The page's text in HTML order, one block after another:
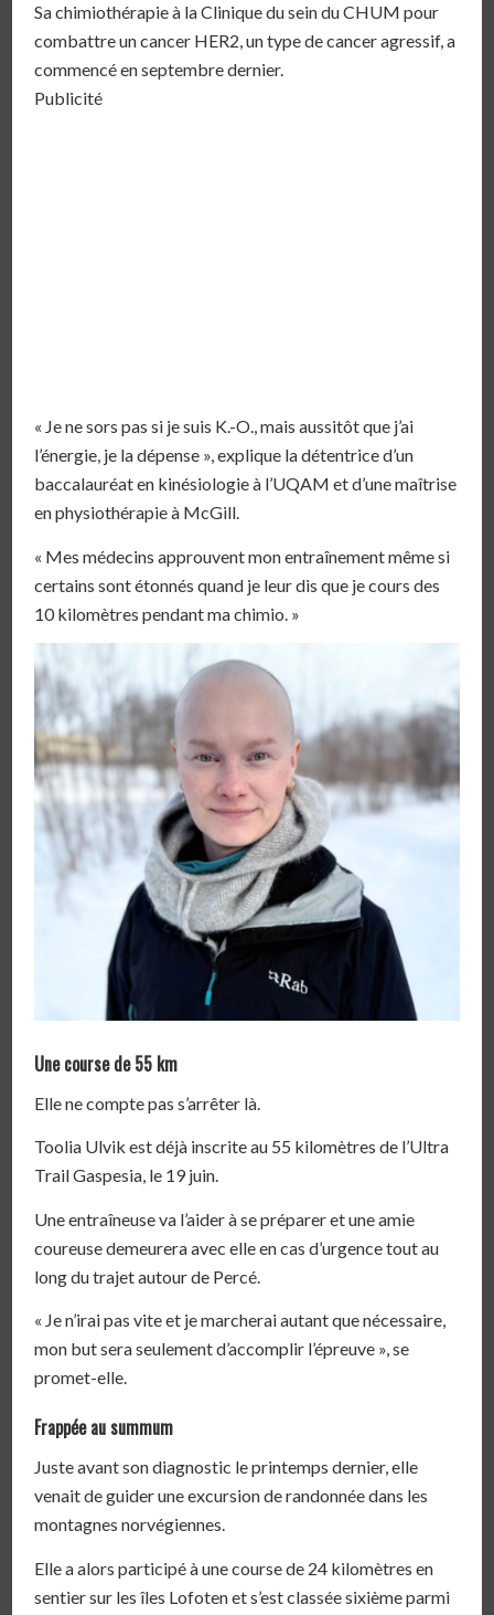
Sa chimiothérapie à la Clinique du sein du CHUM pour
combattre un cancer HER2, un type de cancer agressif, a
commencé en septembre dernier.
Publicité
« Je ne sors pas si je suis K.-O., mais aussitôt que j’ai
l’énergie, je la dépense », explique la détentrice d’un
baccalauréat en kinésiologie à l’UQAM et d’une maîtrise
en physiothérapie à McGill.
« Mes médecins approuvent mon entraînement même si
certains sont étonnés quand je leur dis que je cours des
10 kilomètres pendant ma chimio. »
Une course de 55 km
Elle ne compte pas s’arrêter là.
Toolia Ulvik est déjà inscrite au 55 kilomètres de l’Ultra
Trail Gaspesia, le 19 juin.
Une entraîneuse va l’aider à se préparer et une amie
coureuse demeurera avec elle en cas d’urgence tout au
long du trajet autour de Percé.
« Je n’irai pas vite et je marcherai autant que nécessaire,
mon but sera seulement d’accomplir l’épreuve », se
promet-elle.
Frappée au summum
Juste avant son diagnostic le printemps dernier, elle
venait de guider une excursion de randonnée dans les
montagnes norvégiennes.
Elle a alors participé à une course de 24 kilomètres en
sentier sur les îles Lofoten et s’est classée sixième parmi